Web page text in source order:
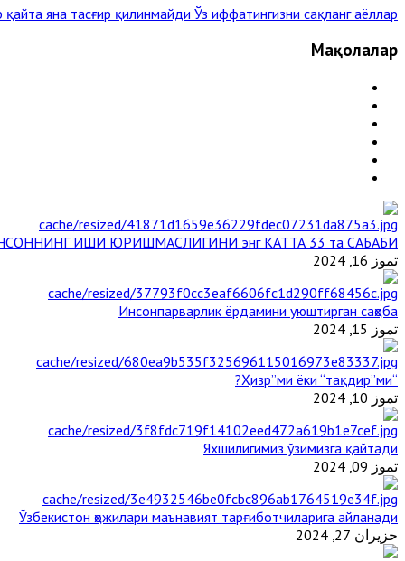
қайта яна тасғир қилинмайди Ўз иффатингизни сақланг аёллар! »
Мақолалар
ИШИ ЮРИШМАСЛИГИНИ энг КАТТА 33 та САБАБИ
تموز 16, 2024
Инсонпарварлик ёрдамини уюштирган саҳоба
تموز 15, 2024
“Ҳизр”ми ёки “тақдир”ми?
تموز 10, 2024
Яхшилигимиз ўзимизга қайтади
تموز 09, 2024
Ўзбекистон ҳожилари маънавият тарғиботчиларига айланади
حزيران 27, 2024